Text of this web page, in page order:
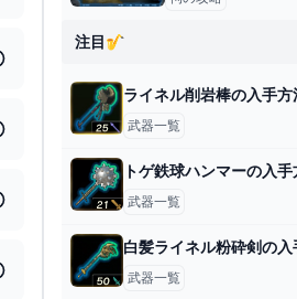
注目🎷
ライネル削岩棒の入手
武器一覧
トゲ鉄球ハンマーの入
武器一覧
武器一覧